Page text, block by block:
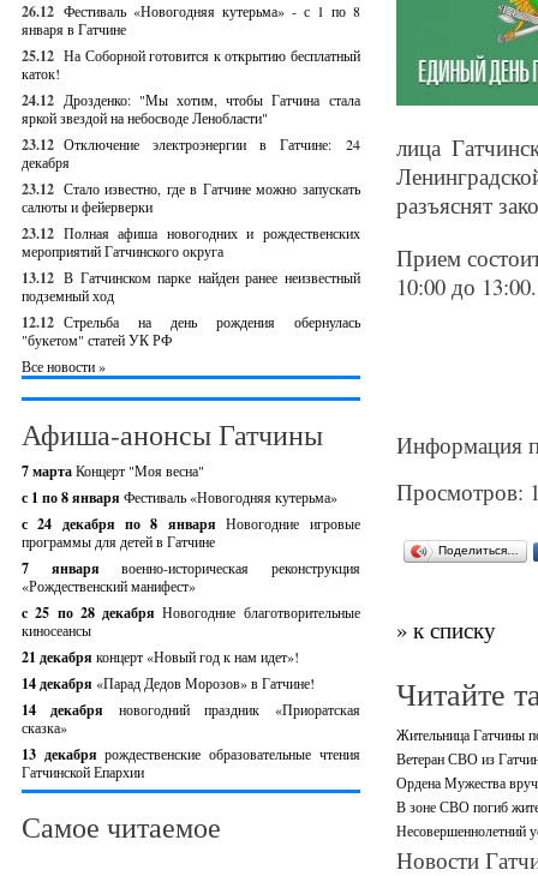
26.12 Фестиваль «Новогодняя кутерьма» - с 1 по 8
января в Гатчине
25.12 На Соборной готовится к открытию бесплатный
каток!
24.12 Дрозденко: "Мы хотим, чтобы Гатчина стала
яркой звездой на небосводе Ленобласти"
23.12 Отключение электроэнергии в Гатчине: 24
декабря
23.12 Стало известно, где в Гатчине можно запускать
салюты и фейерверки
23.12 Полная афиша новогодних и рождественских
мероприятий Гатчинского округа
13.12 В Гатчинском парке найден ранее неизвестный
подземный ход
12.12 Стрельба на день рождения обернулась
"букетом" статей УК РФ
Все новости »
Афиша-анонсы Гатчины
7 мартаКонцерт "Моя весна"
с 1 по 8 января Фестиваль «Новогодняя кутерьма»
с 24 декабря по 8 январяНовогодние игровые
программы для детей в Гатчине
7 январявоенно-историческая реконструкция
«Рождественский манифест»
c 25 по 28 декабряНовогодние благотворительные
киносеансы
21 декабря концерт «Новый год к нам идет»!
14 декабря «Парад Дедов Морозов» в Гатчине!
14 декабря новогодний праздник «Приоратская
сказка»
13 декабрярождественские образовательные чтения
Гатчинской Епархии
Самое читаемое
лица
разъяснят
Прием
10:00 до 13:00.
Информация
Просмотров:
Поделиться…
» к списку
Читайте
Жительница Гатчины
Ветеран СВО из
Ордена Мужества
В зоне СВО погиб
Несовершеннолетний
Новости